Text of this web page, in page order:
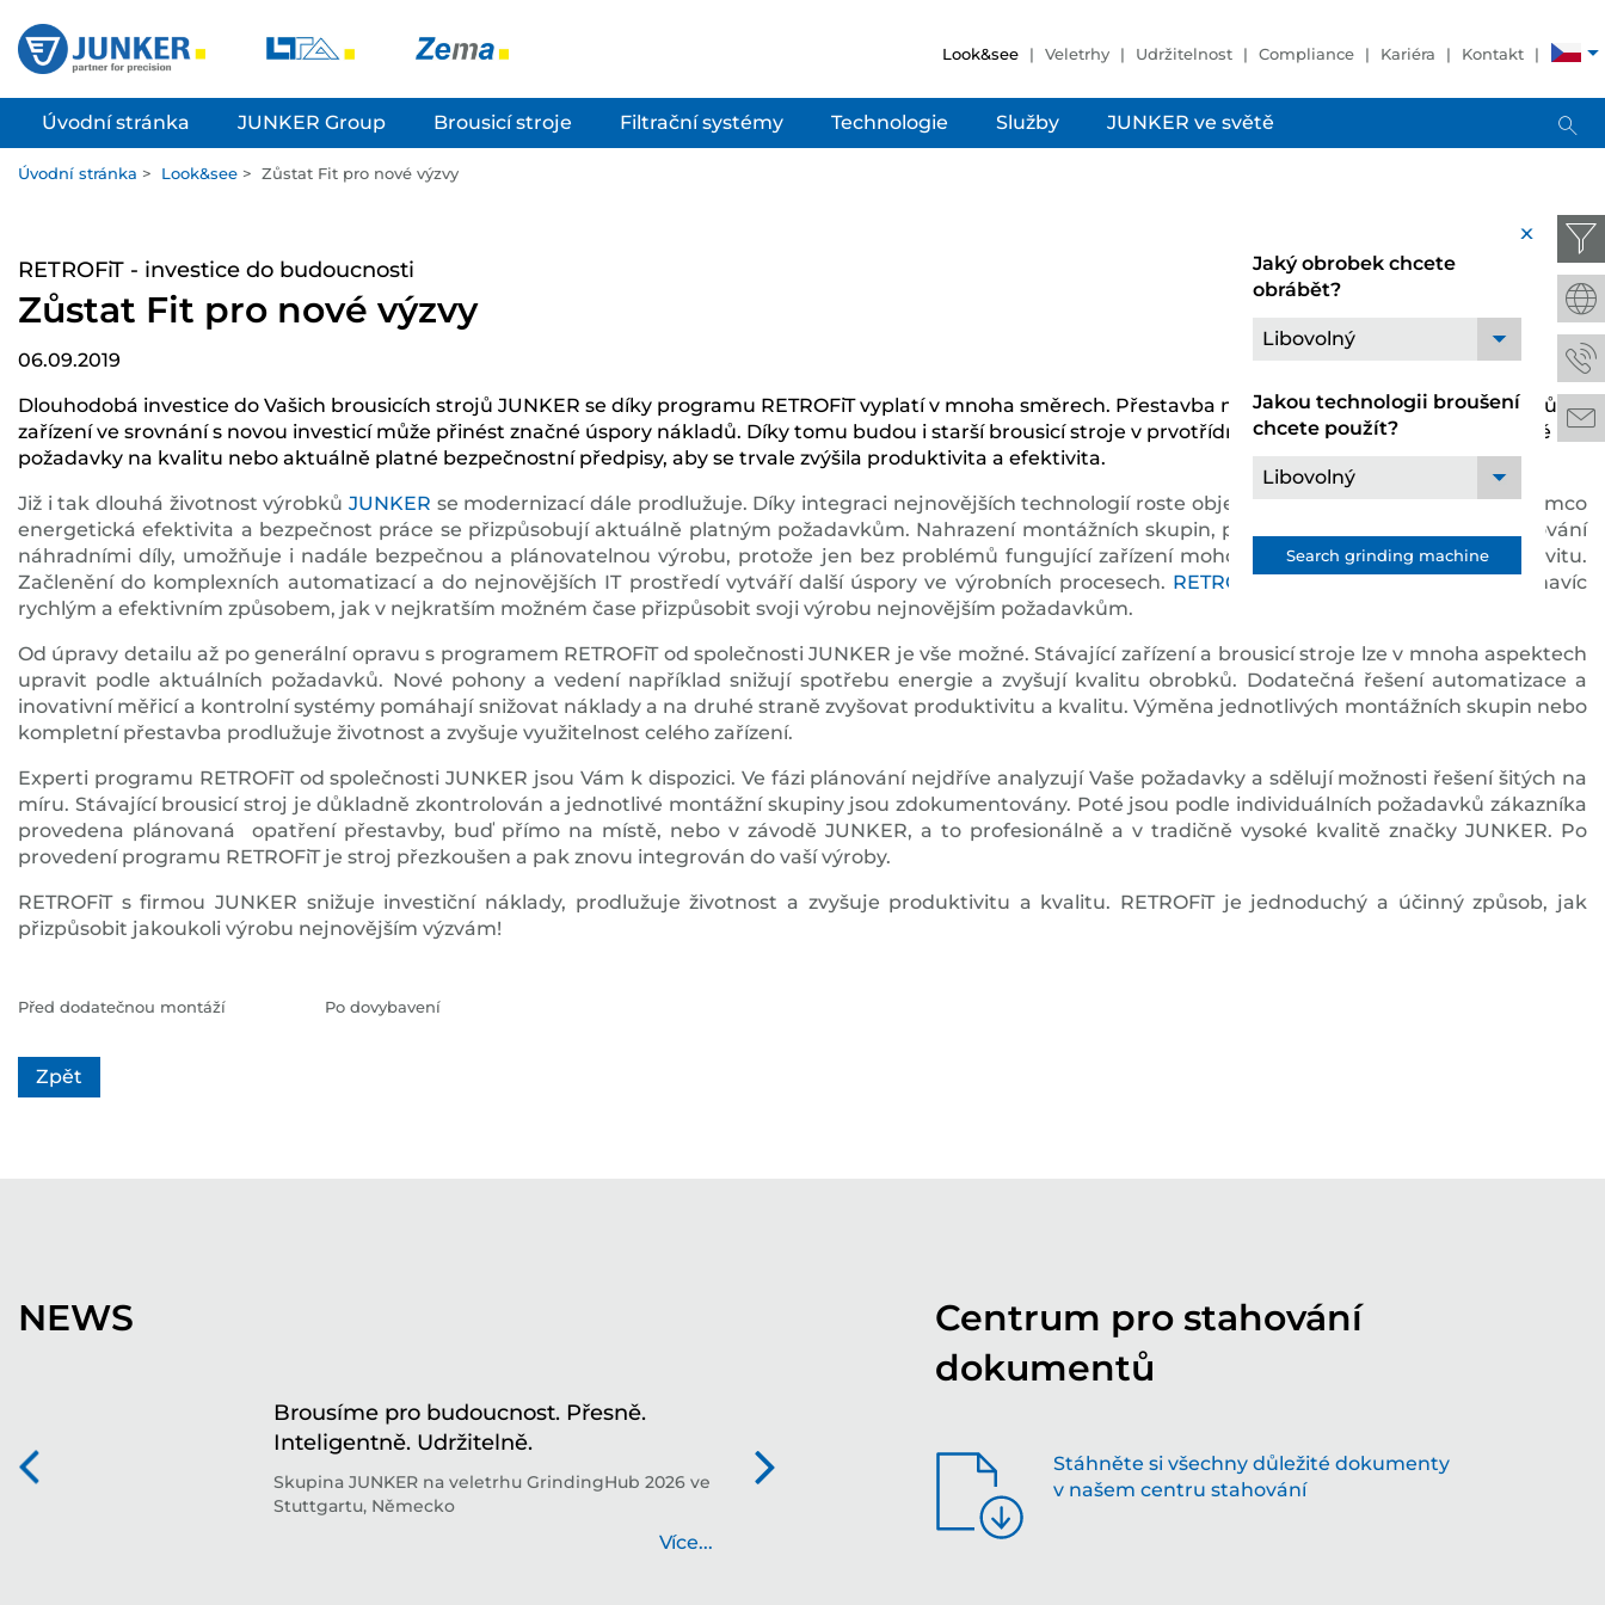
Look&see Veletrhy Udržitelnost Compliance Kariéra Kontakt
Úvodní stránka JUNKER Group Brousicí stroje Filtrační systémy Technologie Služby JUNKER ve světě
x
Jaký obrobek chcete
obrábět?
Libovolný
Jakou technologii broušení
chcete použít?
Libovolný
Search grinding machine
Úvodní stránka > Look&see > Zůstat Fit pro nové výzvy
RETROFiT - investice do budoucnosti
Zůstat Fit pro nové výzvy
06.09.2019
Dlouhodobá investice do Vašich brousicích strojů JUNKER se díky programu RETROFiT vyplatí v mnoha směrech. Přestavba nebo dovybavení stávajících strojů a
zařízení ve srovnání s novou investicí může přinést značné úspory nákladů. Díky tomu budou i starší brousicí stroje v prvotřídní kondici pro nové obrobky, nové
požadavky na kvalitu nebo aktuálně platné bezpečnostní předpisy, aby se trvale zvýšila produktivita a efektivita.
Již i tak dlouhá životnost výrobků JUNKER se modernizací dále prodlužuje. Díky integraci nejnovějších technologií roste objem výroby a kvalita výrobků, zatímco
energetická efektivita a bezpečnost práce se přizpůsobují aktuálně platným požadavkům. Nahrazení montážních skupin, pro které již nelze zaručit zásobování
náhradními díly, umožňuje i nadále bezpečnou a plánovatelnou výrobu, protože jen bez problémů fungující zařízení mohou garantovat vysokou produktivitu.
Začlenění do komplexních automatizací a do nejnovějších IT prostředí vytváří další úspory ve výrobních procesech. RETROFiTse společností JUNKER je navíc
rychlým a efektivním způsobem, jak v nejkratším možném čase přizpůsobit svoji výrobu nejnovějším požadavkům.
Od úpravy detailu až po generální opravu s programem RETROFiT od společnosti JUNKER je vše možné. Stávající zařízení a brousicí stroje lze v mnoha aspektech
upravit podle aktuálních požadavků. Nové pohony a vedení například snižují spotřebu energie a zvyšují kvalitu obrobků. Dodatečná řešení automatizace a
inovativní měřicí a kontrolní systémy pomáhají snižovat náklady a na druhé straně zvyšovat produktivitu a kvalitu. Výměna jednotlivých montážních skupin nebo
kompletní přestavba prodlužuje životnost a zvyšuje využitelnost celého zařízení.
Experti programu RETROFiT od společnosti JUNKER jsou Vám k dispozici. Ve fázi plánování nejdříve analyzují Vaše požadavky a sdělují možnosti řešení šitých na
míru. Stávající brousicí stroj je důkladně zkontrolován a jednotlivé montážní skupiny jsou zdokumentovány. Poté jsou podle individuálních požadavků zákazníka
provedena plánovaná opatření přestavby, buď přímo na místě, nebo v závodě JUNKER, a to profesionálně a v tradičně vysoké kvalitě značky JUNKER. Po
provedení programu RETROFiT je stroj přezkoušen a pak znovu integrován do vaší výroby.
RETROFiT s firmou JUNKER snižuje investiční náklady, prodlužuje životnost a zvyšuje produktivitu a kvalitu. RETROFiT je jednoduchý a účinný způsob, jak
přizpůsobit jakoukoli výrobu nejnovějším výzvám!
Před dodatečnou montáží Po dovybavení
Zpět
NEWS
Brousíme pro budoucnost. Přesně.
Inteligentně. Udržitelně.
Skupina JUNKER na veletrhu GrindingHub 2026 ve
Stuttgartu, Německo
Více...
Technologie, která hýbe světem – pojďte s námi do
Centrum pro stahování
dokumentů
Stáhněte si všechny důležité dokumenty
v našem centru stahování